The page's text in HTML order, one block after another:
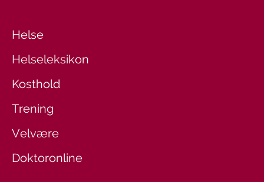
Helse
Helseleksikon
Kosthold
Trening
Velvære
Doktoronline